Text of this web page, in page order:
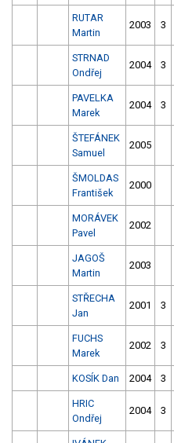
RUTAR
Martin
2003 3
STRNAD
Ondřej
2004 3
PAVELKA
Marek
2004 3
ŠTEFÁNEK
Samuel
2005
ŠMOLDAS
František
2000
MORÁVEK
Pavel
2002
JAGOŠ
Martin
2003
STŘECHA
Jan
2001 3
FUCHS
Marek
2002 3
KOSÍK Dan 2004 3
HRIC
Ondřej
2004 3